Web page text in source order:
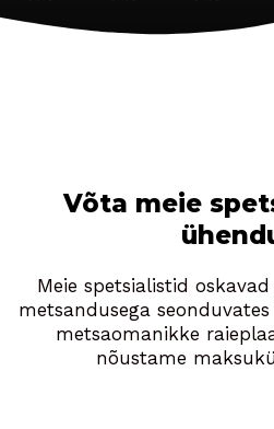
Võta meie
Meie spetsialistid
metsandusega
metsaomanikke
nõustame